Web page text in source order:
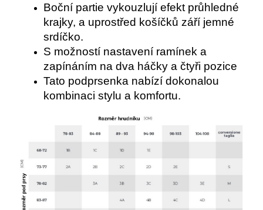
Boční partie vykouzlují efekt průhledné
krajky, a uprostřed košíčků září jemné
srdíčko.
S možností nastavení ramínek a
zapínáním na dva háčky a čtyři pozice
Tato podprsenka nabízí dokonalou
kombinaci stylu a komfortu.